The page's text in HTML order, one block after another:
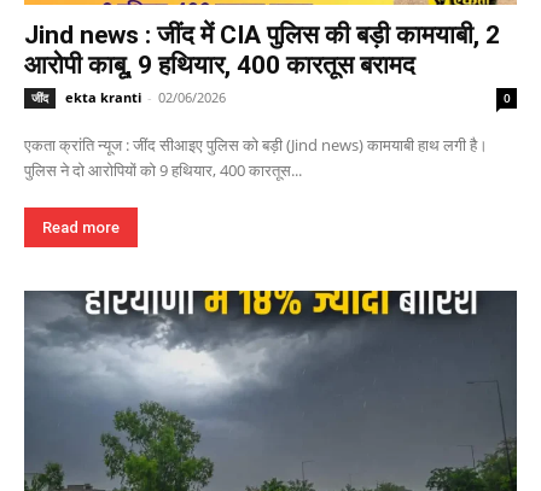
Jind news : जींद में CIA पुलिस की बड़ी कामयाबी, 2
आरोपी काबू, 9 हथियार, 400 कारतूस बरामद
जींद ekta kranti - 02/06/2026 0
एकता क्रांति न्यूज : जींद सीआइए पुलिस को बड़ी (Jind news) कामयाबी हाथ लगी है।
पुलिस ने दो आरोपियों को 9 हथियार, 400 कारतूस...
Read more